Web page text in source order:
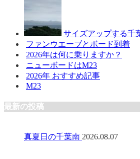
サイズアップする千
ファンウエーブとボード到着
2026年は何に乗りますか？
ニューボードはM23
2026年 おすすめ記事
M23
最新の投稿
真夏日の千葉南 2026.08.07